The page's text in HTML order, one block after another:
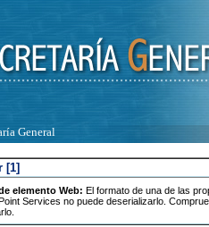
General
‭[1]‬
elemento Web: El formato de una de las
Services no puede deserializarlo.